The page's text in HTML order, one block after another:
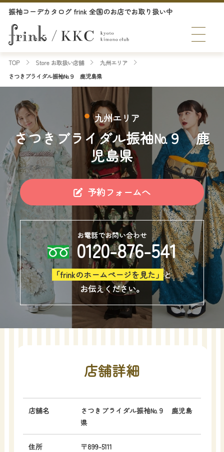
振袖コーデカタログ frink 全国のお店でお取り扱い中
TOP Store お取扱い店舗
九州エリア
さつきブライダル振袖№９ 鹿児島県
九州エリア
さつきブライダル振袖№９ 鹿
児島県
予約フォームへ
お電話でお問い合わせ
0120-876-541
「frinkのホームページを見た」と
お伝えください。
店舗詳細
店舗名
さつきブライダル振袖№９ 鹿児島
県
住所
〒899-5111